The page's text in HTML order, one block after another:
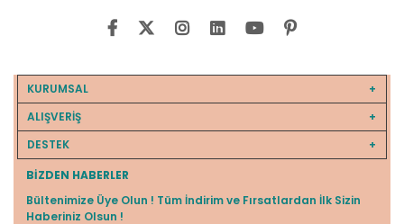
KURUMSAL
ALIŞVERİŞ
DESTEK
BIZDEN HABERLER
Bültenimize Üye Olun ! Tüm İndirim ve Fırsatlardan İlk Sizin
Haberiniz Olsun !